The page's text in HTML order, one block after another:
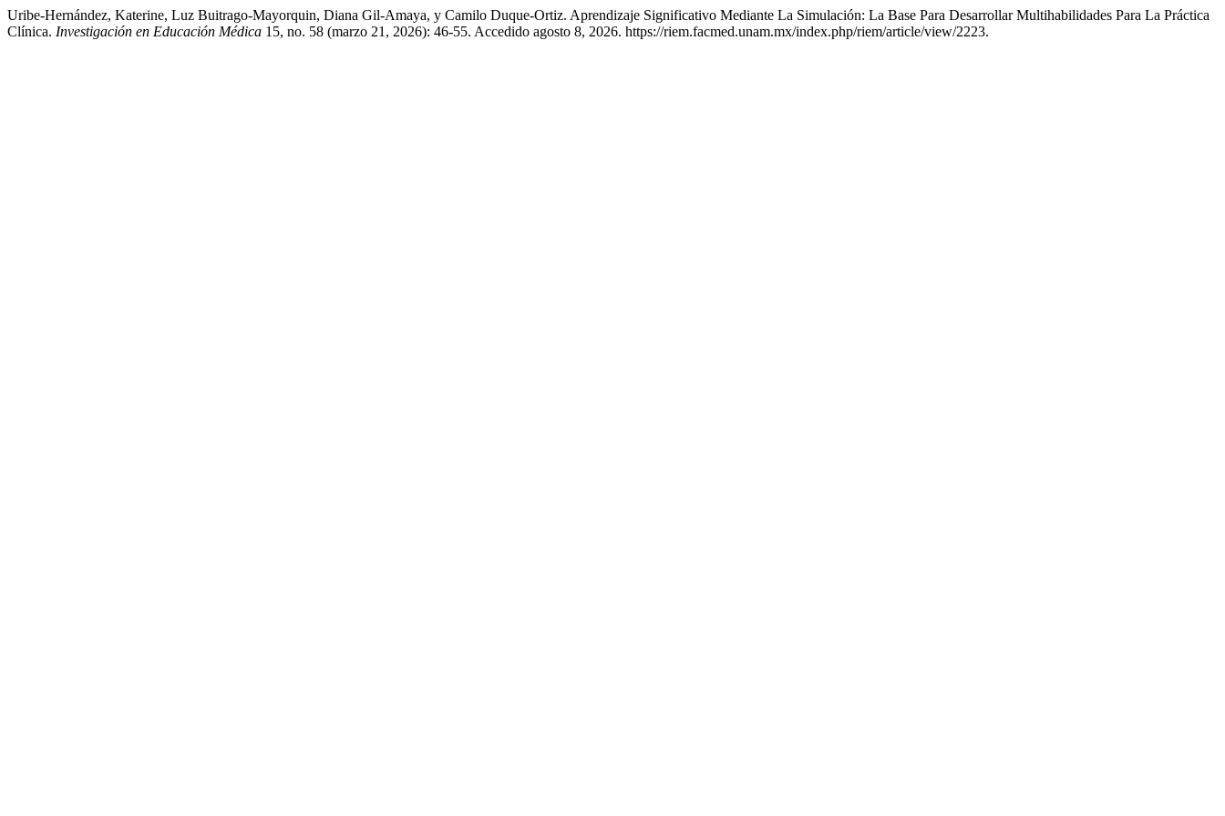
Uribe-Hernández, Katerine, Luz Buitrago-Mayorquin, Diana Gil-Amaya, y Camilo Duque-Ortiz. Aprendizaje Significativo Mediante La Simulación: La Base Para Desarrollar Multihabilidades Para La Práctica
Clínica. Investigación en Educación Médica 15, no. 58 (marzo 21, 2026): 46-55. Accedido agosto 8, 2026. https://riem.facmed.unam.mx/index.php/riem/article/view/2223.